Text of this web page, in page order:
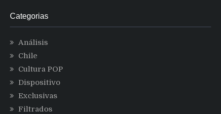
Categorias
Análisis
Chile
Cultura POP
Dispositivo
Exclusivas
Filtrados